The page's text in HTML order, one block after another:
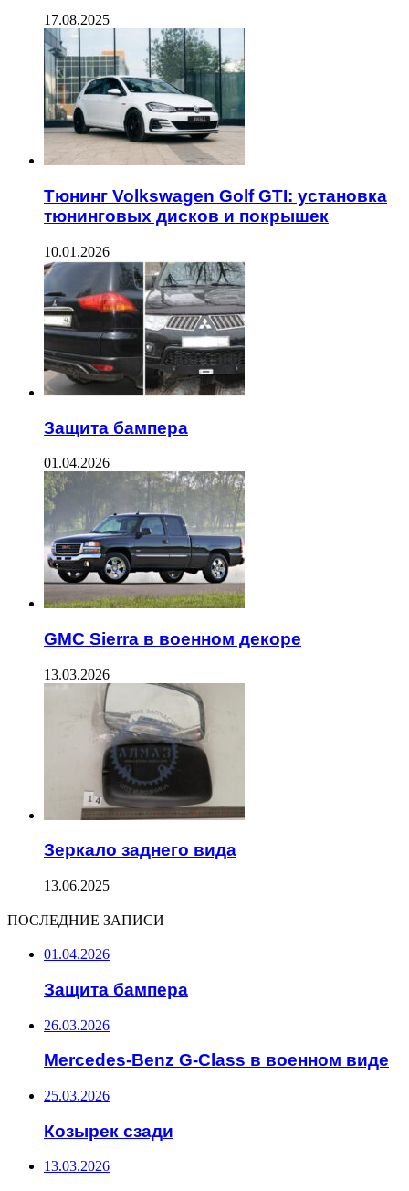
17.08.2025
Тюнинг Volkswagen Golf GTI: установка
тюнинговых дисков и покрышек
10.01.2026
Защита бампера
01.04.2026
GMC Sierra в военном декоре
13.03.2026
Зеркало заднего вида
13.06.2025
ПОСЛЕДНИЕ ЗАПИСИ
01.04.2026
Защита бампера
26.03.2026
Mercedes-Benz G-Class в военном виде
25.03.2026
Козырек сзади
13.03.2026